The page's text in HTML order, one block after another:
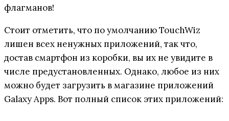
флагманов!
Стоит отметить, что по умолчанию TouchWiz
лишен всех ненужных приложений, так что,
достав смартфон из коробки, вы их не увидите в
числе предустановленных. Однако, любое из них
можно будет загрузить в магазине приложений
Galaxy Apps. Вот полный список этих приложений: